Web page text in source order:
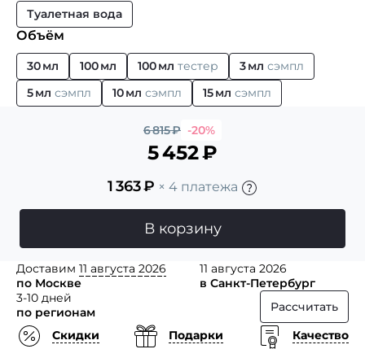
Туалетная вода
Объём
30 мл 100 мл 100 мл тестер 3 мл сэмпл
5 мл сэмпл 10 мл сэмпл 15 мл сэмпл
6 815₽ -20%
5 452₽
1 363₽ × 4 платежа
В корзину
Доставим 11 августа 2026
по Москве
11 августа 2026
в Санкт-Петербург
3-10 дней
по регионам
Рассчитать
Скидки
Подарки
Качество